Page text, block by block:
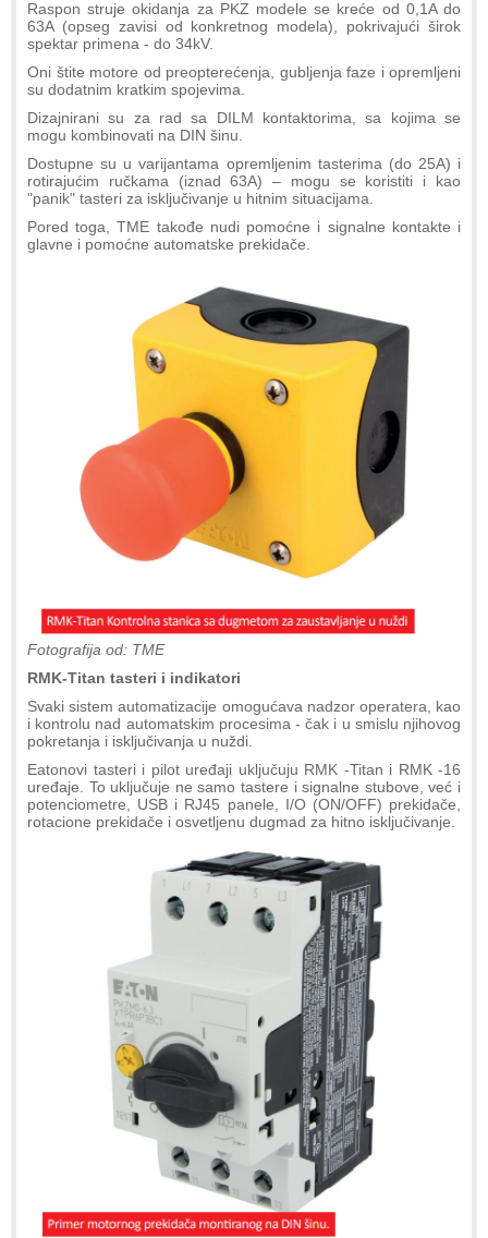
Raspon struje okidanja za PKZ modele se kreće od 0,1A do
63A (opseg zavisi od konkretnog modela), pokrivajući širok
spektar primena - do 34kV.
Oni štite motore od preopterećenja, gubljenja faze i opremljeni
su dodatnim kratkim spojevima.
Dizajnirani su za rad sa DILM kontaktorima, sa kojima se
mogu kombinovati na DIN šinu.
Dostupne su u varijantama opremljenim tasterima (do 25A) i
rotirajućim ručkama (iznad 63A) – mogu se koristiti i kao
"panik" tasteri za isključivanje u hitnim situacijama.
Pored toga, TME takođe nudi pomoćne i signalne kontakte i
glavne i pomoćne automatske prekidače.
Fotografija od: TME
RMK-Titan tasteri i indikatori
Svaki sistem automatizacije omogućava nadzor operatera, kao
i kontrolu nad automatskim procesima - čak i u smislu njihovog
pokretanja i isključivanja u nuždi.
Eatonovi tasteri i pilot uređaji uključuju RMK -Titan i RMK -16
uređaje. To uključuje ne samo tastere i signalne stubove, već i
potenciometre, USB i RJ45 panele, I/O (ON/OFF) prekidače,
rotacione prekidače i osvetljenu dugmad za hitno isključivanje.